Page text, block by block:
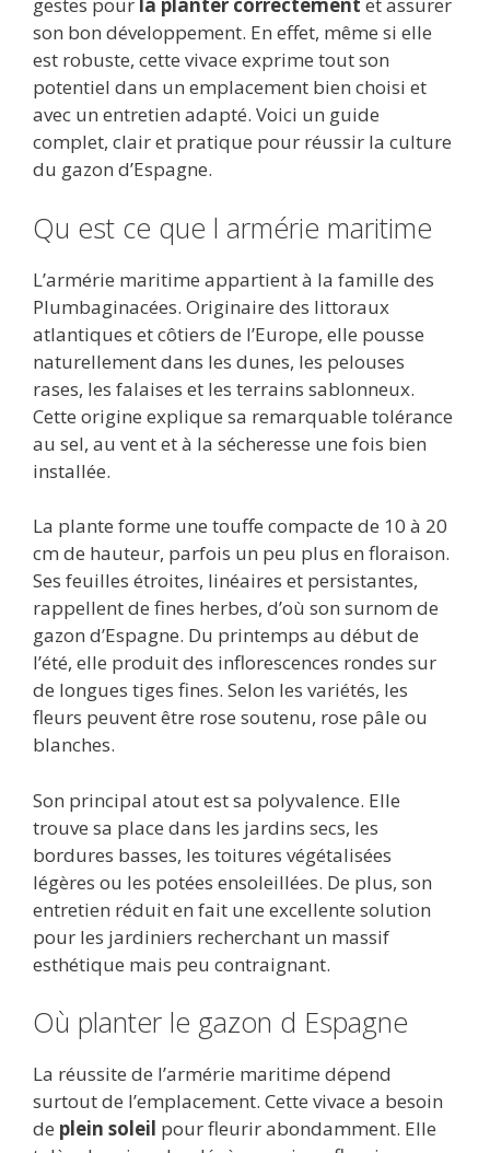
son bon développement. En effet, même si elle
est robuste, cette vivace exprime tout son
potentiel dans un emplacement bien choisi et
avec un entretien adapté. Voici un guide
complet, clair et pratique pour réussir la culture
du gazon d’Espagne.
Qu est ce que l armérie maritime
L’armérie maritime appartient à la famille des
Plumbaginacées. Originaire des littoraux
atlantiques et côtiers de l’Europe, elle pousse
naturellement dans les dunes, les pelouses
rases, les falaises et les terrains sablonneux.
Cette origine explique sa remarquable tolérance
au sel, au vent et à la sécheresse une fois bien
installée.
La plante forme une touffe compacte de 10 à 20
cm de hauteur, parfois un peu plus en floraison.
Ses feuilles étroites, linéaires et persistantes,
rappellent de fines herbes, d’où son surnom de
gazon d’Espagne. Du printemps au début de
l’été, elle produit des inflorescences rondes sur
de longues tiges fines. Selon les variétés, les
fleurs peuvent être rose soutenu, rose pâle ou
blanches.
Son principal atout est sa polyvalence. Elle
trouve sa place dans les jardins secs, les
bordures basses, les toitures végétalisées
légères ou les potées ensoleillées. De plus, son
entretien réduit en fait une excellente solution
pour les jardiniers recherchant un massif
esthétique mais peu contraignant.
Où planter le gazon d Espagne
La réussite de l’armérie maritime dépend
surtout de l’emplacement. Cette vivace a besoin
de plein soleil pour fleurir abondamment. Elle